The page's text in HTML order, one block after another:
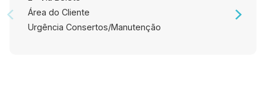
Área do Cliente
Urgência Consertos/Manutenção